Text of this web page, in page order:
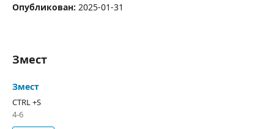
Опубликован: 2025-01-31
Змест
Змест
CTRL +S
4-6